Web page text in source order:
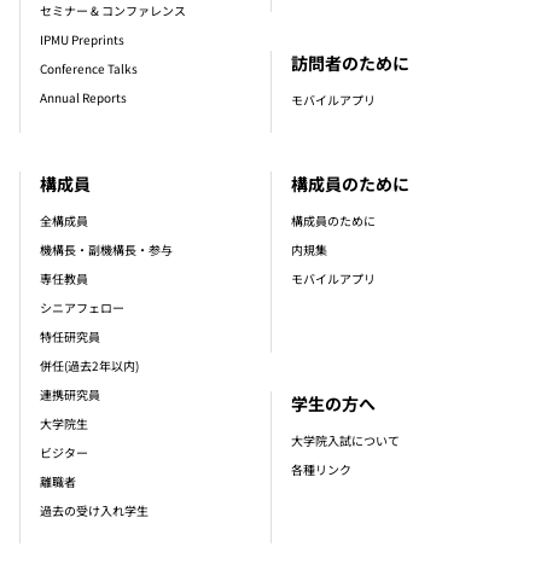
構成員
全構成員
機構長・副機構長・参与
専任教員
シニアフェロー
特任研究員
併任(過去2年以内)
連携研究員
大学院生
ビジター
離職者
過去の受け入れ学生
セミナー & コンファレンス
IPMU Preprints
Conference Talks
Annual Reports
訪問者のために
モバイルアプリ
構成員のために
構成員のために
内規集
モバイルアプリ
学生の方へ
大学院入試について
各種リンク